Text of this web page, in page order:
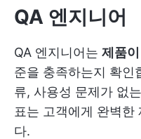
QA 엔지니어
QA 엔지니어는 제품
준을 충족하는지 확인
류, 사용성 문제가 없
표는 고객에게 완벽한
다.